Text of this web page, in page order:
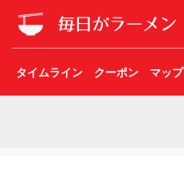
タイムライン クーポン マップ